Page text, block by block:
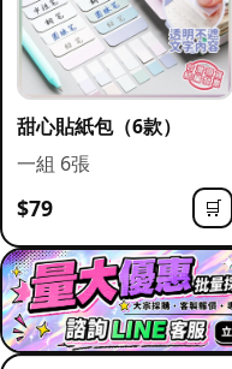
甜心貼紙包（6款）
一組 6張
$79 🛒